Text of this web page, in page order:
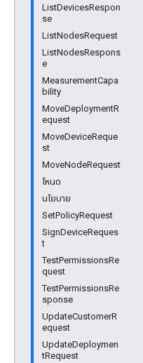
ListDevicesRespon
se
ListNodesRequest
ListNodesRespons
e
MeasurementCapa
bility
MoveDeploymentR
equest
MoveDeviceReque
st
MoveNodeRequest
โหนด
นโยบาย
SetPolicyRequest
SignDeviceReques
t
TestPermissionsRe
quest
TestPermissionsRe
sponse
UpdateCustomerR
equest
UpdateDeploymen
tRequest